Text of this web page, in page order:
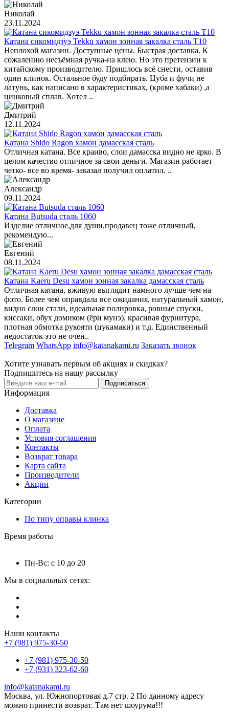
Николай
23.11.2024
Катана сикомидзуэ Tekku хамон зонная закалка сталь T10
Неплохой магазин. Доступные цены. Быстрая доставка. К
сожалению несъёмная ручка-на клею. Но это претензии к
китайскому производителю. Пришлось всё снести, оставив
один клинок. Остальное буду подбирать. Цуба и фучи не
латунь, как написано в характеристиках, (кроме хабаки) ,а
цинковый сплав. Хотел ..
Дмитрий
12.11.2024
Катана Shido Ragon хамон дамасская сталь
Отличная катана. Все краиво, слои дамасска видно не ярко. В
целом качество отличное за свои деньги. Магазин работает
четко- все во время- заказал получил оплатил. ..
Александр
09.11.2024
Катана Butsuda сталь 1060
Изделие отличное,для души,продавец тоже отличный,
рекомендую...
Евгений
08.11.2024
Катана Kaeru Desu хамон зонная закалка дамасская сталь
Отличная катана, вживую выглядит намного лучше чем на
фото. Более чем оправдала все ожидания, натуральный хамон,
видно слои стали, идеальная полировка, ровные спуски,
киссаки, обух домиком (ёри мунэ), красивая фурнитура,
плотная обмотка рукояти (цукамаки) и т.д. Единственный
недостаток это не очен..
Telegram WhatsApp info@katanakami.ru Заказать звонок
Хотите узнавать первым об акциях и скидках?
Подпишитесь на нашу рассылку
Подписаться
Информация
Доставка
О магазине
Оплата
Условия соглашения
Контакты
Возврат товара
Карта сайта
Производители
Акции
Категории
По типу оправы клинка
Время работы
Пн-Вс: с 10 до 20
Мы в социальных сетях:
Наши контакты
+7 (981) 975-30-50
+7 (981) 975-30-50
+7 (931) 323-62-60
info@katanakami.ru
Москва, ул. Южнопортовая д.7 стр. 2 По данному адресу
можно принести возврат. Там нет шоурума!!!